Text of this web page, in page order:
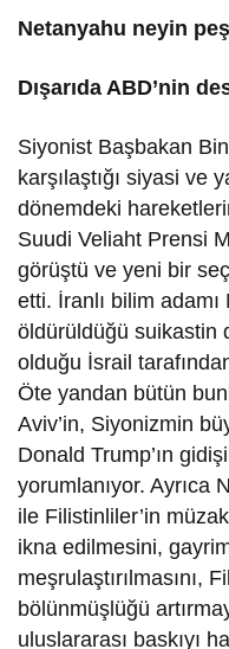
Netanyahu neyin
Dışarıda ABD’nin
Siyonist Başbakan
karşılaştığı siyasi ve
dönemdeki
Suudi Veliaht Prensi
görüştü ve yeni bir
etti. İranlı bilim
öldürüldüğü suikastin
olduğu İsrail
Öte yandan bütün
Aviv’in, Siyonizmin
Donald Trump’ın
yorumlanıyor. Ayrıca
ile Filistinliler’in
ikna edilmesini,
meşrulaştırılmasını,
bölünmüşlüğü
uluslararası baskıyı